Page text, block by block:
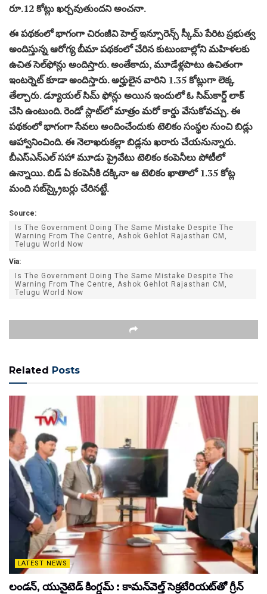
రూ.12 కోట్లు ఖర్చవుతుందని అంచనా.
ఈ పథకంలో భాగంగా చిరంజీవి హెల్త్ ఇన్సూరెన్స్ స్కీమ్ పేరిట ప్రభుత్వ
అందిస్తున్న ఆరోగ్య బీమా పథకంలో చేరిన కుటుంబాల్లోని మహిళలకు
ఉచిత సెల్‌ఫోన్లు అందిస్తారు. అంతేకాదు, మూడేళ్లపాటు ఉచితంగా
ఇంటర్నెట్ కూడా అందిస్తారు. అర్హులైన వారిని 1.35 కోట్లుగా లెక్క
తేల్చారు. డ్యూయల్ సిమ్ ఫోన్లు అయిన ఇందులో ఓ సిమ్‌కార్డ్ లాక్
చేసి ఉంటుంది. రెండో స్లాట్‌లో మాత్రం మరో కార్డు వేసుకోవచ్చు. ఈ
పథకంలో భాగంగా సేవలు అందించేందుకు టెలికం సంస్థల నుంచి బిడ్లు
ఆహ్వానించింది. ఈ నెలాఖరుకల్లా బిడ్లను ఖరారు చేయనున్నారు.
బీఎస్ఎన్‌ఎల్‌ సహా మూడు ప్రైవేటు టెలికం కంపెనీలు పోటీలో
ఉన్నాయి. బిడ్ ఏ కంపెనీకి దక్కినా ఆ టెలికం ఖాతాలో 1.35 కోట్ల
మంది సబ్‌స్క్రైబర్లు చేరినట్టే.
Source:
Is The Government Doing The Same Mistake Despite The
Warning From The Centre, Ashok Gehlot Rajasthan CM,
Telugu World Now
Via:
Is The Government Doing The Same Mistake Despite The
Warning From The Centre, Ashok Gehlot Rajasthan CM,
Telugu World Now
Related Posts
LATEST NEWS
లండన్, యునైటెడ్ కింగ్డమ్ : కామన్‌వెల్త్ సెక్రటేరియట్‌తో గ్రీన్